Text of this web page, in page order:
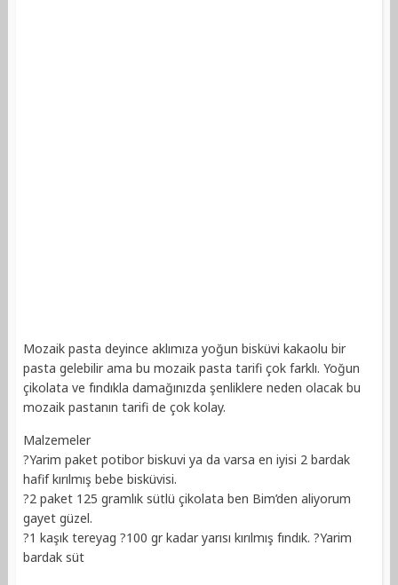
Mozaik pasta deyince aklımıza yoğun bisküvi kakaolu bir
pasta gelebilir ama bu mozaik pasta tarifi çok farklı. Yoğun
çikolata ve fındıkla damağınızda şenliklere neden olacak bu
mozaik pastanın tarifi de çok kolay.
Malzemeler
?Yarim paket potibor biskuvi ya da varsa en iyisi 2 bardak
hafif kırılmış bebe bisküvisi.
?2 paket 125 gramlık sütlü çikolata ben Bim’den aliyorum
gayet güzel.
?1 kaşık tereyag ?100 gr kadar yarısı kırılmış fındık. ?Yarim
bardak süt